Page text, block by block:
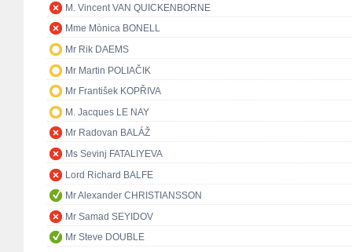
M. Vincent VAN QUICKENBORNE
Mme Mònica BONELL
Mr Rik DAEMS
Mr Martin POLIAČIK
Mr František KOPŘIVA
M. Jacques LE NAY
Mr Radovan BALÁŽ
Ms Sevinj FATALIYEVA
Lord Richard BALFE
Mr Alexander CHRISTIANSSON
Mr Samad SEYIDOV
Mr Steve DOUBLE